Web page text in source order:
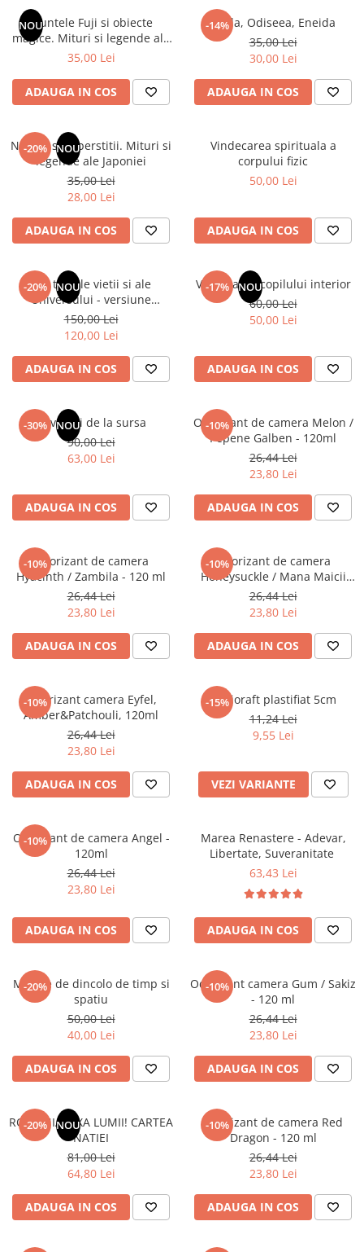
Audiobook
ReConnect
Crestinism
ScienceConnection
SelfConnect
SelfHealing
Vindecare Spirituala
Senzatii/Thriller
SF & Fantasy
Teatru
Teens Book Club
Instrumente si Truse Geometrie
Seturi scolare
Calculator
Consumabile & Accesorii
COLOREAZA CU PRIETENII
De colorat
Pot desena minunat
Carti educative
Copii 0-7 ani
Clubul Premiantilor
Super pitici 2-5 ani
Dezvoltare personala
Enciclopedii
Legende istorice
Literatura Scolara
Elevi de 10 plus
Lecturi Scolare
Lumea Copilariei
Ma pregatesc pentru scoala
Clasa a II-a
Clasa a III-a
Clasa a IV-a
Clasa a V-a
Clasa a VI-a
Clasa a VII-a
Clasa a VIII-a
Clasa I
Limbi Straine
Povesti
Povesti ilustrate
Realitatea Augmentata
ScienceConnection
Puzzle-uri
Puzzle
Puzzle 3D Lemn
NOUMuntele Fuji si obiecte
magice. Mituri si legende ale
Japoniei
35,00 Lei
ADAUGA IN COS
-14%
Iliada, Odiseea, Eneida
35,00 Lei
30,00 Lei
ADAUGA IN COS
-20% NOU
Natura si superstitii. Mituri si
legende ale Japoniei
35,00 Lei
28,00 Lei
ADAUGA IN COS
Vindecarea spirituala a
corpului fizic
50,00 Lei
ADAUGA IN COS
-20% NOU
Din tainele vietii si ale
Universului - versiune
originala din 1939. Volumele I-
III. Cutie de colectie -Scarlat
Demetrescu
150,00 Lei
120,00 Lei
ADAUGA IN COS
-17% NOU
Vindecarea copilului interior
60,00 Lei
50,00 Lei
ADAUGA IN COS
-30% NOU
Revelatii de la sursa
90,00 Lei
63,00 Lei
ADAUGA IN COS
-10%
Odorizant de camera Melon /
Pepene Galben - 120ml
26,44 Lei
23,80 Lei
ADAUGA IN COS
-10%
Odorizant de camera
Hyacinth / Zambila - 120 ml
26,44 Lei
23,80 Lei
ADAUGA IN COS
-10%
Odorizant de camera
Honeysuckle / Mana Maicii
Domnului - 120 ml
26,44 Lei
23,80 Lei
ADAUGA IN COS
-10%
Odorizant camera Eyfel,
Amber&Patchouli, 120ml
26,44 Lei
23,80 Lei
ADAUGA IN COS
-15%
Biblioraft plastifiat 5cm
11,24 Lei
9,55 Lei
VEZI VARIANTE
-10%
Odorizant de camera Angel -
120ml
26,44 Lei
23,80 Lei
ADAUGA IN COS
Marea Renastere - Adevar,
Libertate, Suveranitate
63,43 Lei
ADAUGA IN COS
-20%
Mesaje de dincolo de timp si
spatiu
50,00 Lei
40,00 Lei
ADAUGA IN COS
-10%
Odorizant camera Gum / Sakiz
- 120 ml
26,44 Lei
23,80 Lei
ADAUGA IN COS
-20% NOU
ROMANIA, AXA LUMII! CARTEA
NATIEI
81,00 Lei
64,80 Lei
ADAUGA IN COS
-10%
Odorizant de camera Red
Dragon - 120 ml
26,44 Lei
23,80 Lei
ADAUGA IN COS